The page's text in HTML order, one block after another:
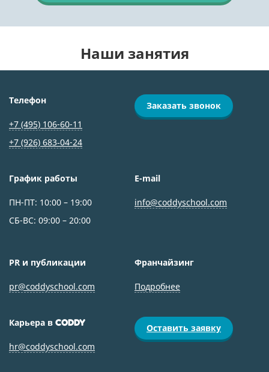
Наши занятия
Телефон
+7 (495) 106-60-11
+7 (926) 683‑04-24
Заказать звонок
График работы
ПН-ПТ: 10:00 – 19:00
СБ-ВС: 09:00 – 20:00
E-mail
info@coddyschool.com
PR и публикации
pr@coddyschool.com
Франчайзинг
Подробнее
Карьера в CODDY
hr@coddyschool.com
Оставить заявку